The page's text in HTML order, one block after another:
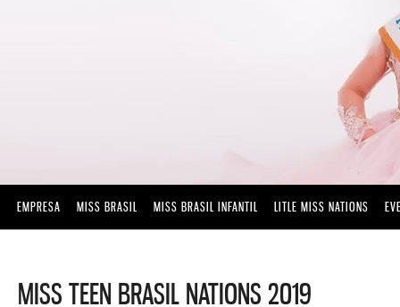
EMPRESA MISS BRASIL MISS BRASIL INFANTIL LITLE MISS NATIONS
MISS TEEN BRASIL NATIONS 2019